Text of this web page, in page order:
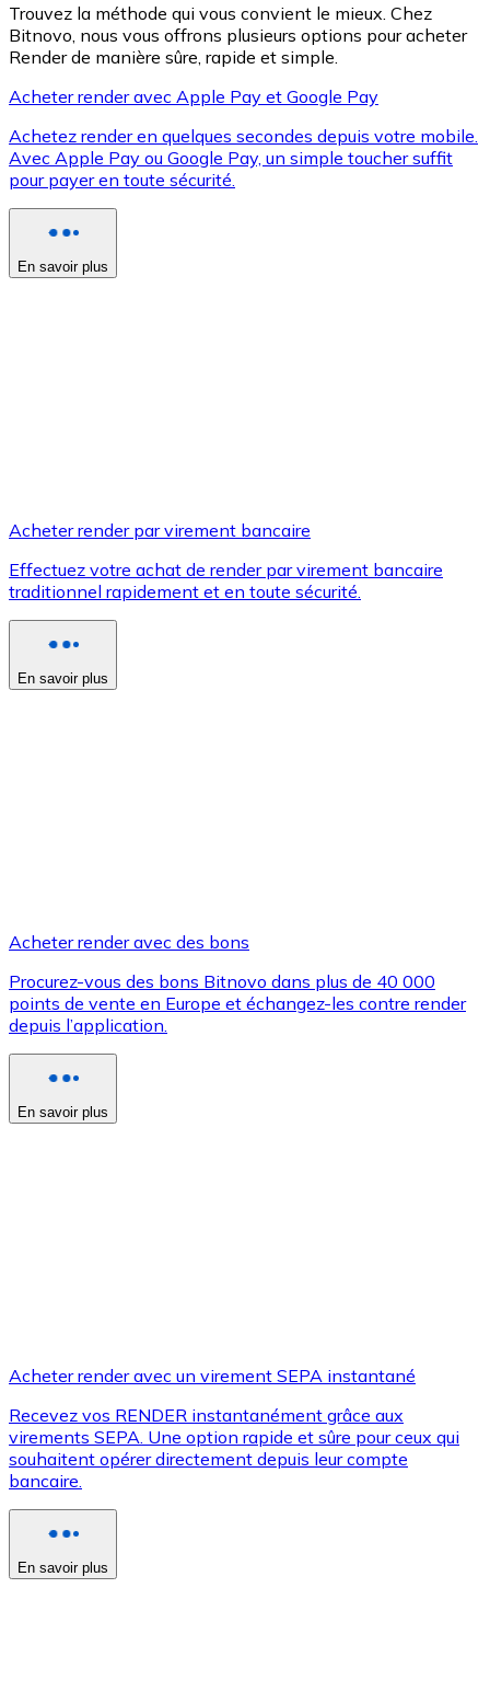
XRP
XRP
Voir toutes
Utilisez les cartes Visa et Mastercard pour acheter
Acheter avec carte
Trouvez la méthode qui vous convient le mieux. Chez
Bitnovo, nous vous offrons plusieurs options pour acheter
Render de manière sûre, rapide et simple.
Acheter render avec Apple Pay et Google Pay
Achetez render en quelques secondes depuis votre mobile.
Avec Apple Pay ou Google Pay, un simple toucher suffit
pour payer en toute sécurité.
En savoir plus
Acheter render par virement bancaire
Effectuez votre achat de render par virement bancaire
traditionnel rapidement et en toute sécurité.
En savoir plus
Acheter render avec des bons
Procurez-vous des bons Bitnovo dans plus de 40 000
points de vente en Europe et échangez-les contre render
depuis l’application.
En savoir plus
Acheter render avec un virement SEPA instantané
Recevez vos RENDER instantanément grâce aux
virements SEPA. Une option rapide et sûre pour ceux qui
souhaitent opérer directement depuis leur compte
bancaire.
En savoir plus